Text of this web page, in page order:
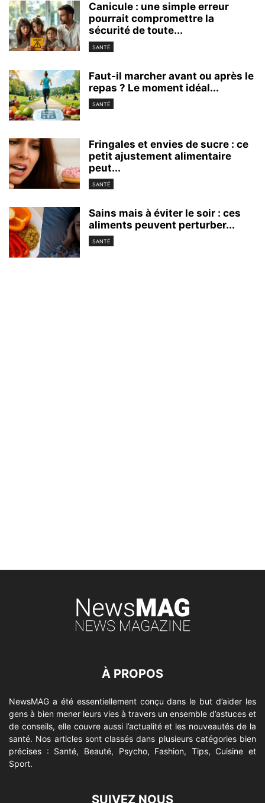
Canicule : une simple erreur
pourrait compromettre la
sécurité de toute...
SANTÉ
Faut-il marcher avant ou après le
repas ? Le moment idéal...
SANTÉ
Fringales et envies de sucre : ce
petit ajustement alimentaire
peut...
SANTÉ
Sains mais à éviter le soir : ces
aliments peuvent perturber...
SANTÉ
À PROPOS
NewsMAG a été essentiellement conçu dans le but d’aider les
gens à bien mener leurs vies à travers un ensemble d’astuces et
de conseils, elle couvre aussi l’actualité et les nouveautés de la
santé. Nos articles sont classés dans plusieurs catégories bien
précises : Santé, Beauté, Psycho, Fashion, Tips, Cuisine et
Sport.
SUIVEZ NOUS